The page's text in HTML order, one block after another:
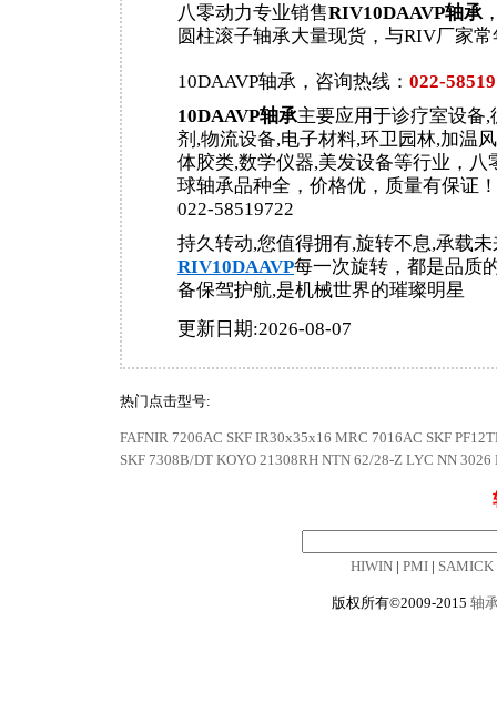
八零动力专业销售RIV10DAAVP轴承
圆柱滚子轴承大量现货，与RIV厂家
10DAAVP轴承，咨询热线： 022-
10DAAVP轴承主要应用于诊疗室设备,
剂,物流设备,电子材料,环卫园林,加温
体胶类,数学仪器,美发设备等行业，八
球轴承品种全，价格优，质量有保证
022-58519722
持久转动,您值得拥有,旋转不息,承载未
RIV10DAAVP每一次旋转，都是品质
备保驾护航,是机械世界的璀璨明星
更新日期:2026-08-07
热门点击型号:
FAFNIR 7206AC SKF IR30x35x16 MRC 7016AC SKF
SKF 7308B/DT KOYO 21308RH NTN 62/28-Z LYC NN 3026
HIWIN| PMI| SAMICK
版权所有©2009-2015 轴